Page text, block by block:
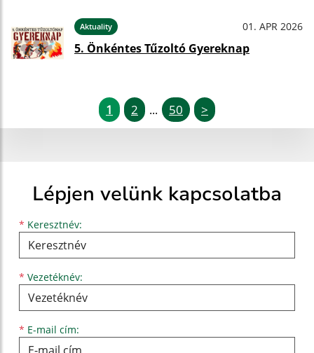
Aktuality 01. APR 2026
5. Önkéntes Tűzoltó Gyereknap
1 2 ... 50 >
Lépjen velünk kapcsolatba
* Keresztnév:
Keresztnév
* Vezetéknév:
Vezetéknév
* E-mail cím:
E-mail cím